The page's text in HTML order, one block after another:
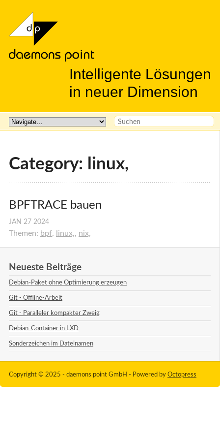
Intelligente Lösungen
in neuer Dimension
Category: linux,
BPFTRACE bauen
JAN 27 2024
Themen: bpf, linux,, nix,
Neueste Beiträge
Debian-Paket ohne Optimierung erzeugen
Git - Offline-Arbeit
Git - Paralleler kompakter Zweig
Debian-Container in LXD
Sonderzeichen im Dateinamen
Copyright © 2025 - daemons point GmbH - Powered by Octopress